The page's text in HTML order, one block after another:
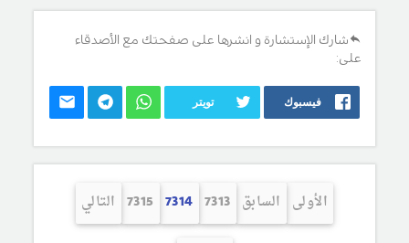
شارك الإستشارة و انشرها على صفحتك مع الأصدقاء
على:
فيسبوك تويتر
الأولى السابق 7313
7314
7315 التالي